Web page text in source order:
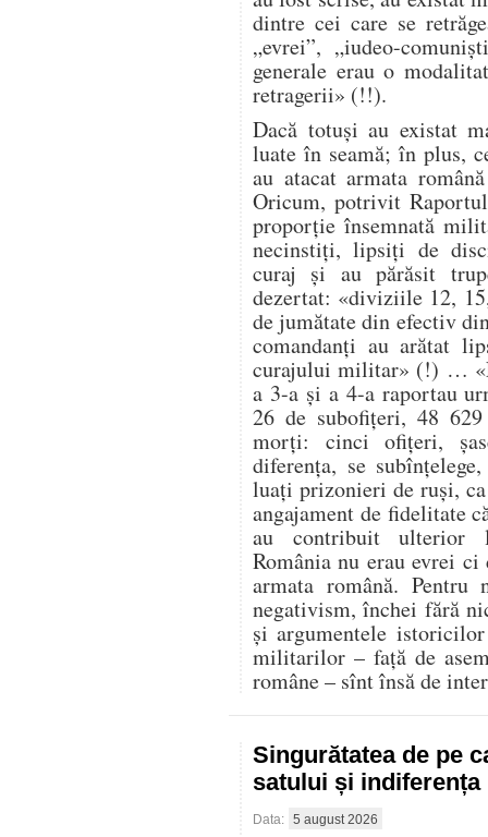
dintre cei care se
„evrei”, „iudeo-
generale erau o
retragerii» (!!).
Dacă totuși au existat
luate în seamă; în plus,
au atacat armata
Oricum, potrivit
proporție însemnată
necinstiți, lipsiți de
curaj și au părăsit
dezertat: «diviziile 12,
de jumătate din efectiv
comandanți au arătat
curajului militar» (!) …
a 3-a și a 4-a raportau
26 de subofițeri, 48
morți: cinci ofițeri,
diferența, se
luați prizonieri de ruși,
angajament de fidelitate
au contribuit ulterior
România nu erau evrei
armata română.
negativism, închei fără
și argumentele
militarilor – față de
române – sînt însă de
Singurătatea de pe
satului și
Data: 5 august 2026